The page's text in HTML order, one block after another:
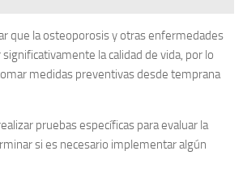
que la osteoporosis y otras enfermedades
la calidad de vida, por lo
medidas preventivas desde temprana
pruebas específicas para evaluar la
si es necesario implementar algún